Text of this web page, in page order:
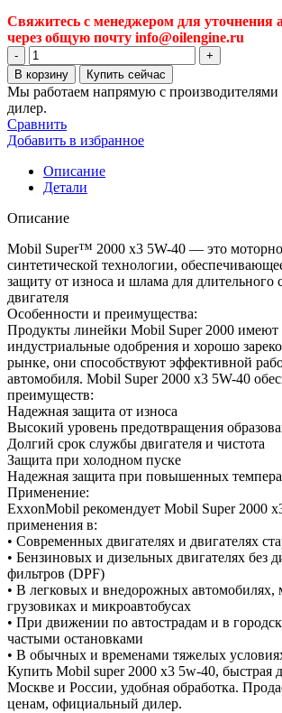
Свяжитесь с менеджером для уточнения
через общую почту info@oilengine.ru
Количество
товара
Масло
для
двигателя
Mobil
super
2000
x3
5w-
40
В корзину Купить сейчас
Мы работаем напрямую с
дилер.
Сравнить
Добавить в избранное
Описание
Детали
Описание
Mobil Super™ 2000 x3 5W-40 — это
синтетической технологии,
защиту от износа и шлама для длительного
двигателя
Особенности и преимущества:
Продукты линейки Mobil Super 2000 имеют
индустриальные одобрения и хорошо
рынке, они способствуют эффективной
автомобиля. Mobil Super 2000 x3 5W-40
преимуществ:
Надежная защита от износа
Высокий уровень предотвращения
Долгий срок службы двигателя и чистота
Защита при холодном пуске
Надежная защита при повышенных
Применение:
ExxonMobil рекомендует Mobil Super 2000
применения в:
• Современных двигателях и двигателях
• Бензиновых и дизельных двигателях без
фильтров (DPF)
• В легковых и внедорожных
грузовиках и микроавтобусах
• При движении по автострадам и в
частыми остановками
• В обычных и временами тяжелых
Купить Mobil super 2000 x3 5w-40, быстрая
Москве и России, удобная обработка.
ценам, официальный дилер.